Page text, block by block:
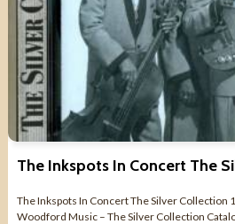
The Inkspots In Concert The Silver Collection
Woodford Music ‎– The Silver Collection